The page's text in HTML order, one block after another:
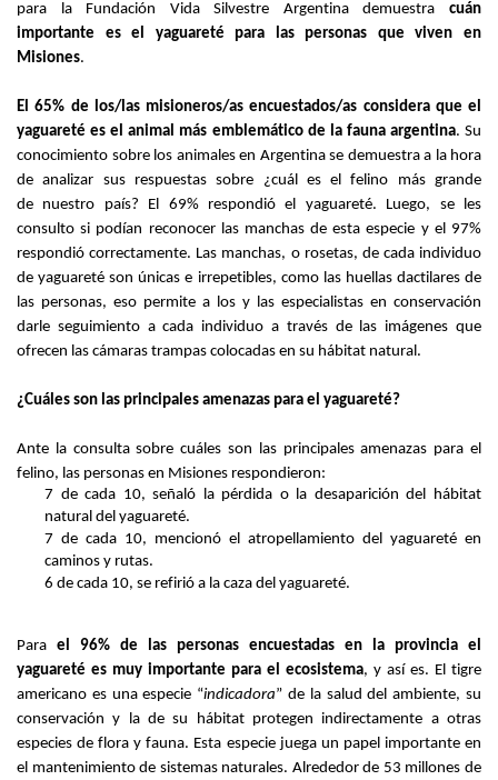
para la Fundación Vida Silvestre Argentinademuestracuán
importante es el yaguareté para las personas que viven en
Misiones.
El 65% de los/las misioneros/asencuestados/as considera que el
yaguareté es el animal más emblemático de la fauna argentina. Su
conocimiento sobre los animales en Argentina se demuestra a la hora
de analizar sus respuestas sobre ¿cuál es el felino más grande
de nuestro país? El 69% respondió el yaguareté. Luego, se les
consulto si podían reconocer las manchas deesta especie y el 97%
respondió correctamente. Las manchas, o rosetas, de cada individuo
de yaguareté son únicas e irrepetibles, como las huellas dactilares de
las personas, eso permite a los y las especialistas en conservación
darle seguimiento a cada individuo a través de las imágenes que
ofrecen las cámaras trampas colocadas en su hábitat natural.
¿Cuáles son las principales amenazas para el yaguareté?
Ante la consulta sobre cuáles son las principales amenazas para el
felino, las personas en Misiones respondieron:
7 de cada 10,señaló la pérdida o la desaparición del hábitat
natural del yaguareté.
7 de cada 10, mencionó el atropellamiento del yaguareté en
caminos y rutas.
6 de cada 10, se refirió a la caza del yaguareté.
Para el 96% de las personas encuestadas en la provincia el
yaguareté es muy importante para el ecosistema, y así es. El tigre
americano es una especie “indicadora” de la salud del ambiente, su
conservación y la de su hábitat protegen indirectamente a otras
especies de flora y fauna. Esta especie juega un papel importante en
el mantenimiento de sistemas naturales. Alrededor de 53 millones de